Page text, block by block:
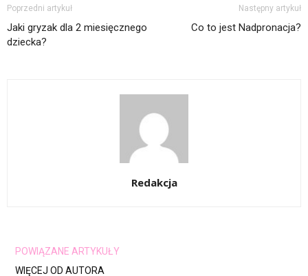
Poprzedni artykuł
Jaki gryzak dla 2 miesięcznego
dziecka?
Następny artykuł
Co to jest Nadpronacja?
Redakcja
POWIĄZANE ARTYKUŁY
WIĘCEJ OD AUTORA